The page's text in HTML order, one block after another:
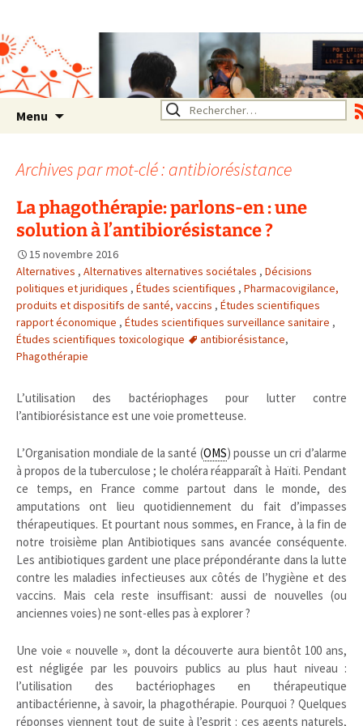
Rhône Alpes
Un environnement sain pour
la santé de tous
Menu Rechercher :
Archives par mot-clé : antibiorésistance
La phagothérapie: parlons-en : une
solution à l’antibiorésistance ?
15 novembre 2016
Alternatives , Alternatives alternatives sociétales , Décisions
politiques et juridiques , Études scientifiques , Pharmacovigilance,
produits et dispositifs de santé, vaccins , Études scientifiques
rapport économique , Études scientifiques surveillance sanitaire ,
Études scientifiques toxicologique
antibiorésistance,
Phagothérapie
L’utilisation des bactériophages pour lutter contre
l’antibiorésistance est une voie prometteuse.
L’Organisation mondiale de la santé (OMS) pousse un cri d’alarme
à propos de la tuberculose ; le choléra réapparaît à Haïti. Pendant
ce temps, en France comme partout dans le monde, des
amputations ont lieu quotidiennement du fait d’impasses
thérapeutiques. Et pourtant nous sommes, en France, à la fin de
notre troisième plan Antibiotiques sans avancée conséquente.
Les antibiotiques gardent une place prépondérante dans la lutte
contre les maladies infectieuses aux côtés de l’hygiène et des
vaccins. Mais cela reste insuffisant: aussi de nouvelles (ou
anciennes voies) ne sont-elles pas à explorer ?
Une voie « nouvelle », dont la découverte aura bientôt 100 ans,
est négligée par les pouvoirs publics au plus haut niveau :
l’utilisation des bactériophages en thérapeutique
antibactérienne, à savoir, la phagothérapie. Pourquoi ? Quelques
réponses viennent tout de suite à l’esprit : ces agents naturels,